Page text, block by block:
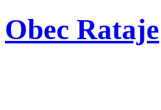
Obec Rataje